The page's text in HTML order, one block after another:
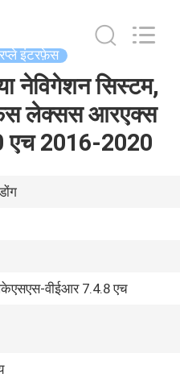
इंटरफ़ेस
नेविगेशन सिस्टम,
लेक्सस आरएक्स
एच 2016-2020
वीईआर 7.4.8 एच